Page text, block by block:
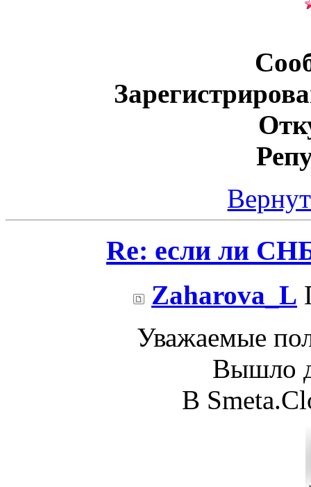
Re: если ли
Zaharova_L
Уважаемые
Вышло
В